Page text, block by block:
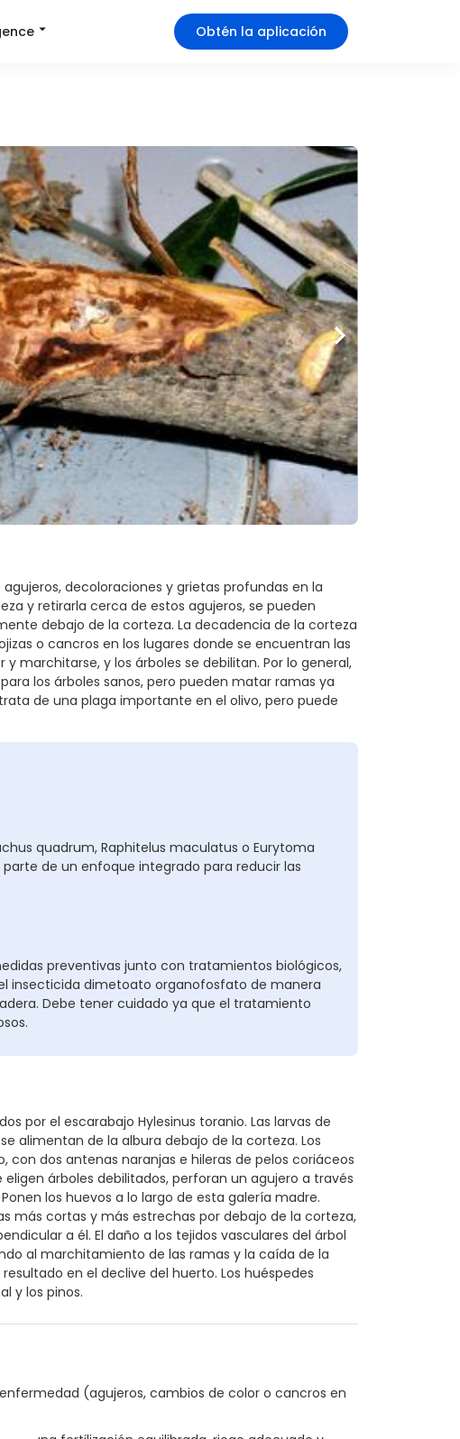
Obtén la aplicación
decoloraciones y grietas profundas en la
y retirarla cerca de estos agujeros, se pueden
debajo de la corteza. La decadencia de la corteza
o cancros en los lugares donde se encuentran las
marchitarse, y los árboles se debilitan. Por lo general,
los árboles sanos, pero pueden matar ramas ya
de una plaga importante en el olivo, pero puede
quadrum, Raphitelus maculatus o Eurytoma
de un enfoque integrado para reducir las
preventivas junto con tratamientos biológicos,
insecticida dimetoato organofosfato de manera
Debe tener cuidado ya que el tratamiento
por el escarabajo Hylesinus toranio. Las larvas de
alimentan de la albura debajo de la corteza. Los
con dos antenas naranjas e hileras de pelos coriáceos
árboles debilitados, perforan un agujero a través
los huevos a lo largo de esta galería madre.
más cortas y más estrechas por debajo de la corteza,
a él. El daño a los tejidos vasculares del árbol
al marchitamiento de las ramas y la caída de la
en el declive del huerto. Los huéspedes
y los pinos.
(agujeros, cambios de color o cancros en